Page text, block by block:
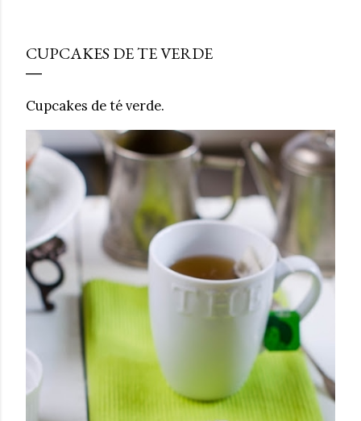
satisface. Estas alubias crujientes al horno van a cambiar
por completo tu forma de ver las legumbres. Olvídate de
copiosos de invierno. Con esta receta simple pero
revolucionaria, transformaremos un ingrediente tan
humilde como la alubia de La Bañeza en un snack ligero,
dorado, cargado de proteína y 100% natural. Es el
sustituto perfecto a los frutos se...
CUPCAKES DE TE VERDE
Cupcakes de té verde.